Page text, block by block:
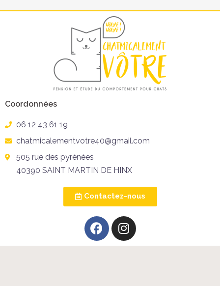
Coordonnées
06 12 43 61 19
chatmicalementvotre40@gmail.com
505 rue des pyrénées
40390 SAINT MARTIN DE HINX
Contactez-nous